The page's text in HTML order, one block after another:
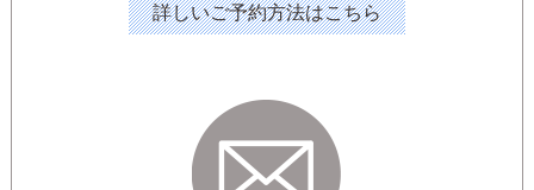
詳しいご予約方法はこちら